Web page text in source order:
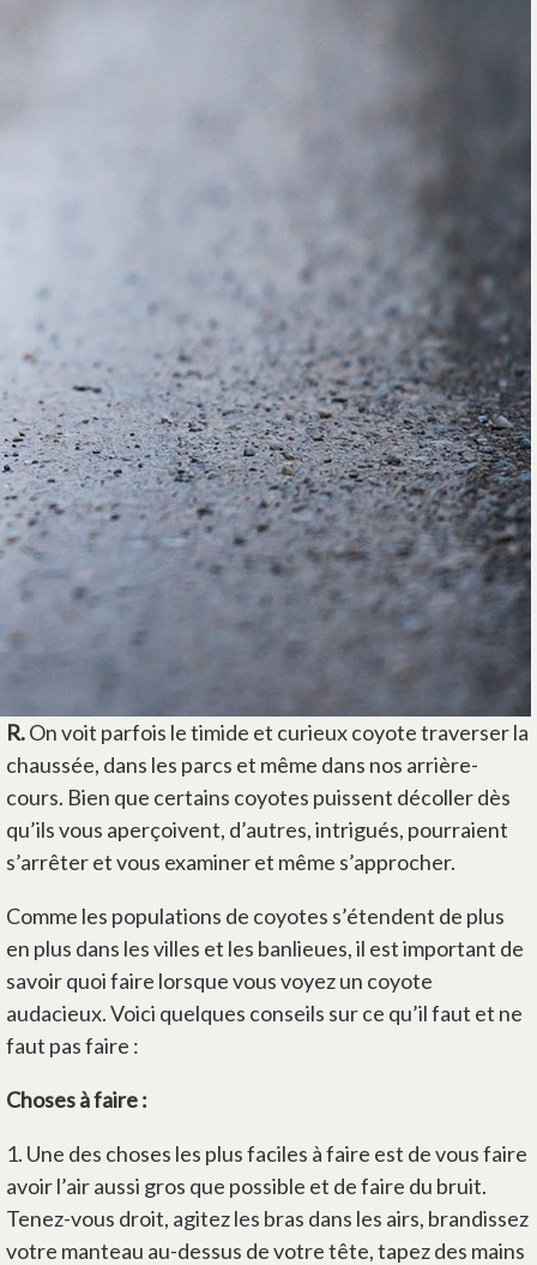
R.On voit parfois le timide et curieux coyote traverser la
chaussée, dans les parcs et même dans nos arrière-
cours. Bien que certains coyotes puissent décoller dès
qu’ils vous aperçoivent, d’autres, intrigués, pourraient
s’arrêter et vous examiner et même s’approcher.
Comme les populations de coyotes s’étendent de plus
en plus dans les villes et les banlieues, il est important de
savoir quoi faire lorsque vous voyez un coyote
audacieux. Voici quelques conseils sur ce qu’il faut et ne
faut pas faire :
Choses à faire :
1. Une des choses les plus faciles à faire est de vous faire
avoir l’air aussi gros que possible et de faire du bruit.
Tenez-vous droit, agitez les bras dans les airs, brandissez
votre manteau au-dessus de votre tête, tapez des mains